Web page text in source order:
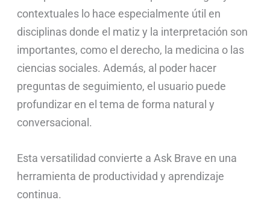
contextuales lo hace especialmente útil en
disciplinas donde el matiz y la interpretación son
importantes, como el derecho, la medicina o las
ciencias sociales. Además, al poder hacer
preguntas de seguimiento, el usuario puede
profundizar en el tema de forma natural y
conversacional.
Esta versatilidad convierte a Ask Brave en una
herramienta de productividad y aprendizaje
continua.